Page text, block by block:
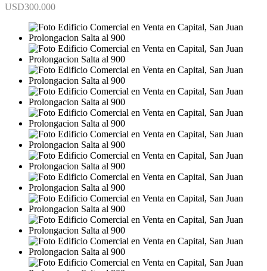
USD300.000